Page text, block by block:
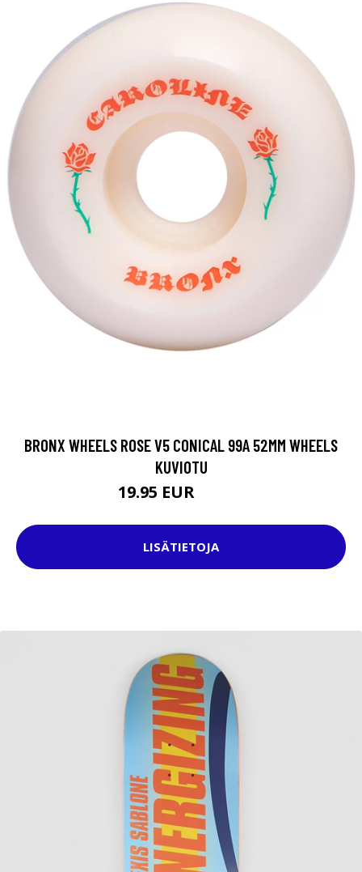
BRONX WHEELS ROSE V5 CONICAL 99A 52MM WHEELS
KUVIOTU
19.95 EUR
LISÄTIETOJA